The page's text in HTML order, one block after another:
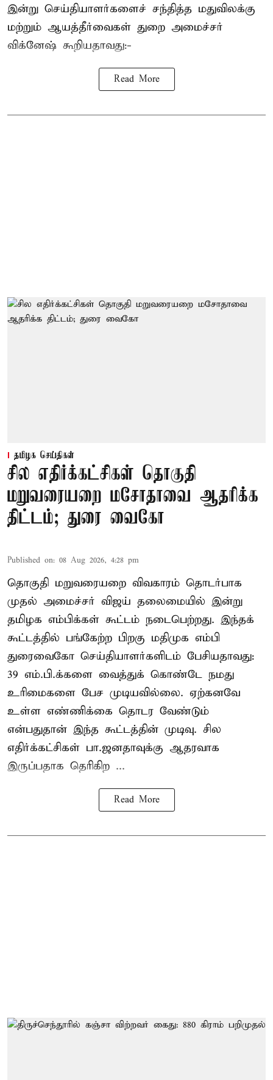
இன்று செய்தியாளர்களைச் சந்தித்த மதுவிலக்கு
மற்றும் ஆயத்தீர்வைகள் துறை அமைச்சர்
விக்னேஷ் கூறியதாவது:-
Read More
தமிழக செய்திகள்
சில எதிர்க்கட்சிகள் தொகுதி
மறுவரையறை மசோதாவை ஆதரிக்க
திட்டம்; துரை வைகோ
Published on: 08 Aug 2026, 4:28 pm
தொகுதி மறுவரையறை விவகாரம் தொடர்பாக
முதல் அமைச்சர் விஜய் தலைமையில் இன்று
தமிழக எம்பிக்கள் கூட்டம் நடைபெற்றது. இந்தக்
கூட்டத்தில் பங்கேற்ற பிறகு மதிமுக எம்பி
துரைவைகோ செய்தியாளர்களிடம் பேசியதாவது:
39 எம்.பி.க்களை வைத்துக் கொண்டே நமது
உரிமைகளை பேச முடியவில்லை. ஏற்கனவே
உள்ள எண்ணிக்கை தொடர வேண்டும்
என்பதுதான் இந்த கூட்டத்தின் முடிவு. சில
எதிர்க்கட்சிகள் பா.ஜனதாவுக்கு ஆதரவாக
இருப்பதாக தெரிகிற ...
Read More